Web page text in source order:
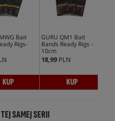
Bait
Rigs-
KUP
GURU QM1 Bait
Bands Ready Rigs -
10cm
18,99 PLN
KUP
SAMEJ SERII